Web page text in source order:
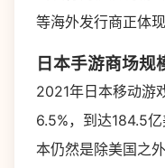
等海外发行商正体
日本手游商场规
2021年日本移动游
6.5%，到达184.5
本仍然是除美国之